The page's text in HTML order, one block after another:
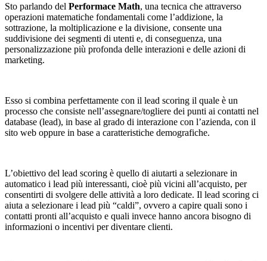
Sto parlando del Performace Math, una tecnica che attraverso
operazioni matematiche fondamentali come l’addizione, la
sottrazione, la moltiplicazione e la divisione, consente una
suddivisione dei segmenti di utenti e, di conseguenza, una
personalizzazione più profonda delle interazioni e delle azioni di
marketing.
Esso si combina perfettamente con il lead scoring il quale è un
processo che consiste nell’assegnare/togliere dei punti ai contatti nel
database (lead), in base al grado di interazione con l’azienda, con il
sito web oppure in base a caratteristiche demografiche.
L’obiettivo del lead scoring è quello di aiutarti a selezionare in
automatico i lead più interessanti, cioè più vicini all’acquisto, per
consentirti di svolgere delle attività a loro dedicate. Il lead scoring ci
aiuta a selezionare i lead più “caldi”, ovvero a capire quali sono i
contatti pronti all’acquisto e quali invece hanno ancora bisogno di
informazioni o incentivi per diventare clienti.